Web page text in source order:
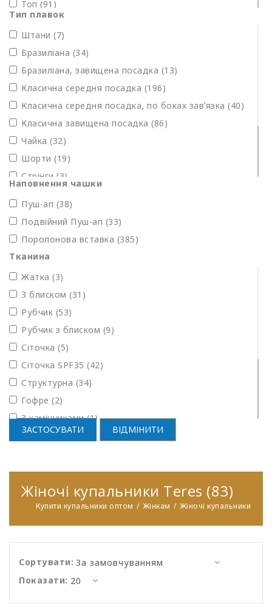
Топ (91)
На кісточках (54)
М'який без кісточки (44)
Бандо (Анжеліка) мʼякий без кісточки (4)
Класичний формований м'який на кісточці (6)
Трикутник формований (2)
Тип плавок
Штани (7)
Бразиліана (34)
Бразиліана, завищена посадка (13)
Класична середня посадка (196)
Класична середня посадка, по боках завʼязка (40)
Класична завищена посадка (86)
Чайка (32)
Шорти (19)
Стрінги (3)
Бікіні на завʼязках (4)
Класична середня посадка, регулюються по
ширині (39)
Наповнення чашки
Пуш-ап (38)
Подвійний Пуш-ап (33)
Поролонова вставка (385)
Тканина
Жатка (3)
З блиском (31)
Рубчик (53)
Рубчик з блиском (9)
Сіточка (5)
Сіточка SPF35 (42)
Структурна (34)
Гофре (2)
З камінчиками (1)
Люрекс (2)
Соти (7)
Структурна з блиском (1)
Шовк (2)
ЗАСТОСУВАТИ ВІДМІНИТИ
Жіночі купальники Teres (83)
Купити купальники оптом Жінкам Жіночі купальники
Сортувати:
Показати: